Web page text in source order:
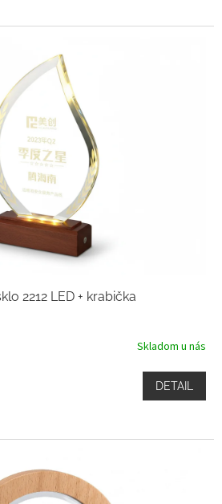
2212 LED + krabička
Skladom u nás
DETAIL